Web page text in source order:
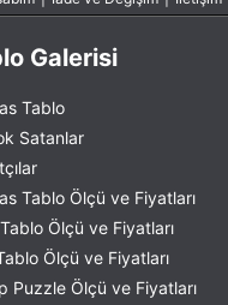
Galerisi
Tablo
Satanlar
Tablo Ölçü ve Fiyatları
Ölçü ve Fiyatları
Ölçü ve Fiyatları
Puzzle Ölçü ve Fiyatları